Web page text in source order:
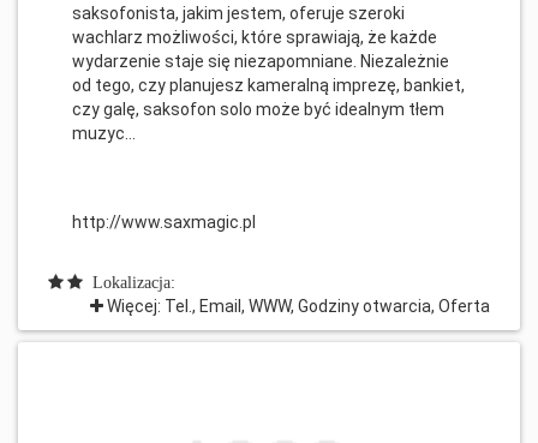
saksofonista, jakim jestem, oferuje szeroki
wachlarz możliwości, które sprawiają, że każde
wydarzenie staje się niezapomniane. Niezależnie
od tego, czy planujesz kameralną imprezę, bankiet,
czy galę, saksofon solo może być idealnym tłem
muzyc...
http://www.saxmagic.pl
Lokalizacja:
Więcej: Tel., Email, WWW, Godziny otwarcia, Oferta